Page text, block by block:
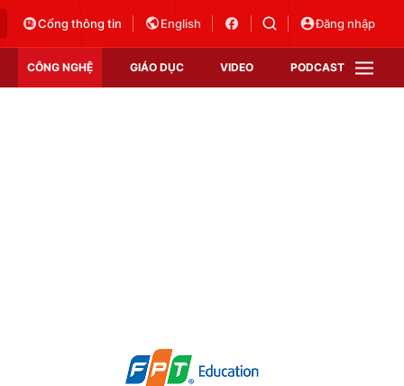
Cổng thông tin English Đăng nhập
CÔNG NGHỆ GIÁO DỤC VIDEO PODCAST
Giao lưu trực tuyến